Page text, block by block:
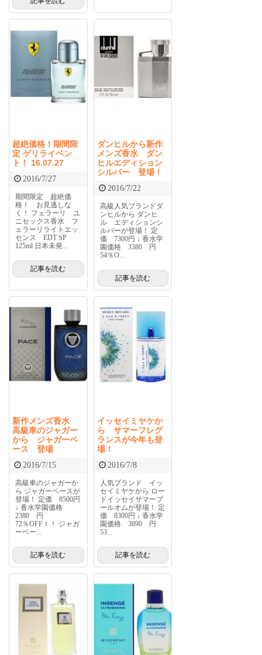
超絶価格！期間限
定 ゲリライベン
ト！ 16.07.27
2016/7/27
期間限定 超絶価
格！ お見逃しな
く！ フェラーリ ユ
ニセックス香水 フ
ェラーリライトエッ
センス EDT SP
125ml 日本未発...
記事を読む
ダンヒルから新作
メンズ香水 ダン
ヒルエディション
シルバー 登場！
2016/7/22
高級人気ブランドダ
ンヒルから ダンヒ
ル エディションシ
ルバーが登場！ 定
価 7300円 ↓ 香水学
園価格 3380 円
54％O...
記事を読む
新作メンズ香水
高級車のジャガー
から ジャガーペ
ース 登場
2016/7/15
高級車のジャガーか
ら ジャガーペースが
登場！ 定価 8500円
↓ 香水学園価格
2380 円
72％OFF！！ ジャガ
ーペー...
記事を読む
イッセイミヤケか
ら サマーフレグ
ランスが今年も登
場！
2016/7/8
人気ブランド イッ
セイミヤケから ロー
ドイッセイサマープ
ールオムが登場！ 定
価 8300円 ↓ 香水学
園価格 3890 円
53...
記事を読む